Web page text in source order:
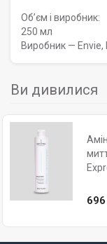
Обʼєм і виробник:
250 мл
Виробник — Envie,
Ви дивилися